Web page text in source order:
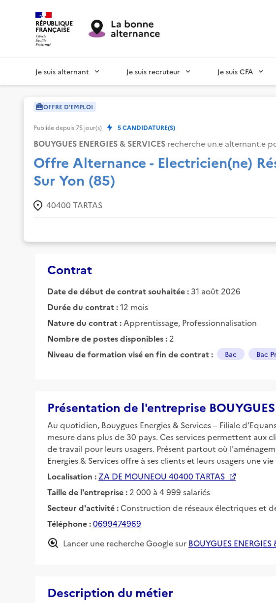
RÉPUBLIQUE
FRANÇAISE
Je suis alternant Je suis recruteur Je suis CFA
OFFRE D'EMPLOI
Publiée depuis75 jour(s) 5CANDIDATURE(S)
BOUYGUES ENERGIES & SERVICES recherche un.e alternant.e
Offre Alternance - Electricien(ne)
Sur Yon (85)
40400 TARTAS
Contrat
Date de début de contrat souhaitée : 31 août 2026
Durée du contrat :12 mois
Nature du contrat : Apprentissage, Professionnalisation
Nombre de postes disponibles : 2
Niveau de formation visé en fin de contrat :
Bac Bac
Présentation de l'entreprise BOUYGUES
Au quotidien, Bouygues Energies & Services – Filiale
mesure dans plus de 30 pays. Ces services permettent
de travail pour leurs usagers. Présent partout où
Energies & Services offre à ses clients et leurs usagers une
Localisation : ZA DE MOUNEOU 40400 TARTAS
Taille de l'entreprise : 2 000 à 4 999 salariés
Secteur d'activité : Construction de réseaux électriques et
Téléphone :0699474969
Lancer une recherche Google sur BOUYGUES ENERGIES
Description du métier